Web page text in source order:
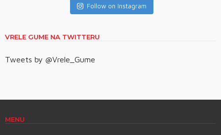
Follow on Instagram
VRELE GUME NA TWITTERU
Tweets by @Vrele_Gume
MENU